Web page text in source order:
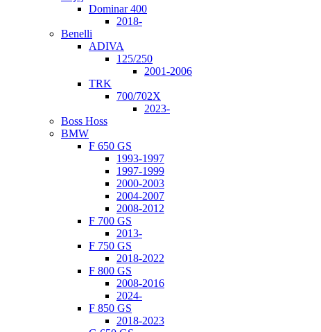
Dominar 400
2018-
Benelli
ADIVA
125/250
2001-2006
TRK
700/702X
2023-
Boss Hoss
BMW
F 650 GS
1993-1997
1997-1999
2000-2003
2004-2007
2008-2012
F 700 GS
2013-
F 750 GS
2018-2022
F 800 GS
2008-2016
2024-
F 850 GS
2018-2023